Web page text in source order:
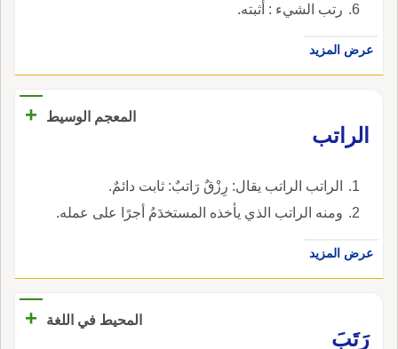
رتب الشيء : أثبته.
عرض المزيد
المعجم الوسيط
+
الراتب
الراتب الراتب يقال: رِزْقٌ رَاتبٌ: ثابت دائمٌ.
ومنه الراتب الذي يأخذه المستخدَمُ أجرًا على عمله.
عرض المزيد
المحيط في اللغة
+
رَتَبَ